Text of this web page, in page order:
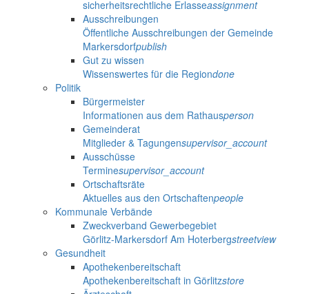
sicherheitsrechtliche Erlasseassignment
Ausschreibungen
Öffentliche Ausschreibungen der Gemeinde
Markersdorfpublish
Gut zu wissen
Wissenswertes für die Regiondone
Politik
Bürgermeister
Informationen aus dem Rathausperson
Gemeinderat
Mitglieder & Tagungensupervisor_account
Ausschüsse
Terminesupervisor_account
Ortschaftsräte
Aktuelles aus den Ortschaftenpeople
Kommunale Verbände
Zweckverband Gewerbegebiet
Görlitz-Markersdorf Am Hoterbergstreetview
Gesundheit
Apothekenbereitschaft
Apothekenbereitschaft in Görlitzstore